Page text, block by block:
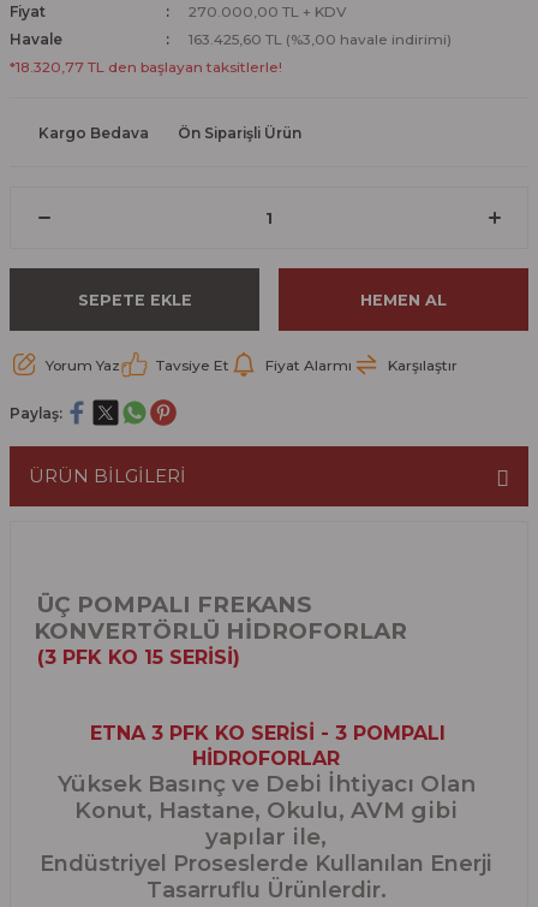
Fiyat
270.000,00 TL + KDV
Havale
163.425,60 TL (%3,00 havale indirimi)
*18.320,77 TL den başlayan taksitlerle!
Kargo Bedava Ön Siparişli Ürün
SEPETE EKLE HEMEN AL
Yorum Yaz Tavsiye Et Fiyat Alarmı Karşılaştır
Paylaş:
ÜRÜN BİLGİLERİ
ÜÇ POMPALI FREKANS
KONVERTÖRLÜ HİDROFORLAR
(3 PFK KO 15 SERİSİ)
ETNA 3 PFK KO SERİSİ - 3 POMPALI
HİDROFORLAR
Yüksek Basınç ve Debi İhtiyacı Olan
Konut, Hastane, Okulu, AVM gibi
yapılar ile,
Endüstriyel Proseslerde Kullanılan Enerji
Tasarruflu Ürünlerdir.